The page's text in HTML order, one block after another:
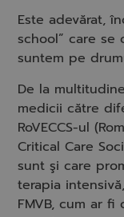
Este adevărat,
school” care se
suntem pe
De la
medicii către
RoVECCS-ul
Critical Care
sunt şi care
terapia
FMVB, cum ar fi